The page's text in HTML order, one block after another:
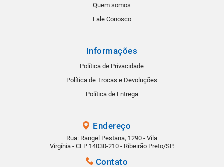
Quem somos
Fale Conosco
Informações
Política de Privacidade
Política de Trocas e Devoluções
Política de Entrega
Endereço
Rua: Rangel Pestana, 1290 - Vila
Virgínia - CEP 14030-210 - Ribeirão Preto/SP.
Contato